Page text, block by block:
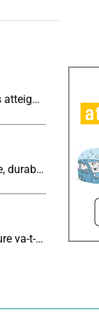
Sécheresse historique : les cours d'eau français atteignent un niveau critique
Cinquième canicule de l’été : un épisode intense, durable et étendu la semaine prochaine
Eclipse J-6 : de combien de degrés la température va-t-elle chuter pendant l'éclipse du 12 août ?